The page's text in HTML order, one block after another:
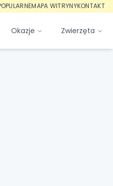
MAPA WITRYNYKONTAKT
Okazje Zwierzęta